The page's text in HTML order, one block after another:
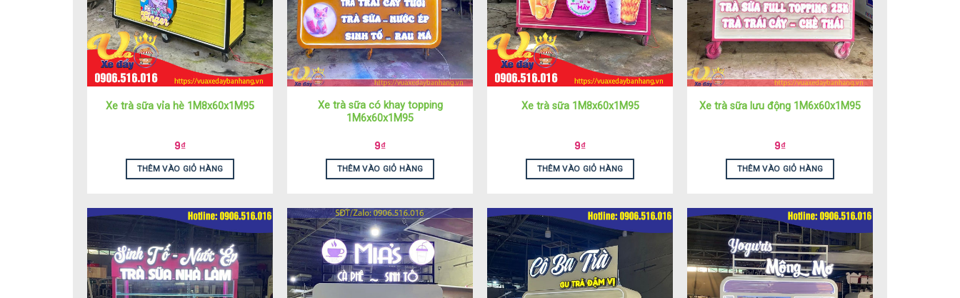
Xe trà sữa vỉa hè 1M8x60x1M95
9₫
THÊM VÀO GIỎ HÀNG
Xe trà sữa có khay topping
1M6x60x1M95
9₫
THÊM VÀO GIỎ HÀNG
Xe trà sữa 1M8x60x1M95
9₫
THÊM VÀO GIỎ HÀNG
Xe trà sữa lưu động 1M6x60x1M95
9₫
THÊM VÀO GIỎ HÀNG